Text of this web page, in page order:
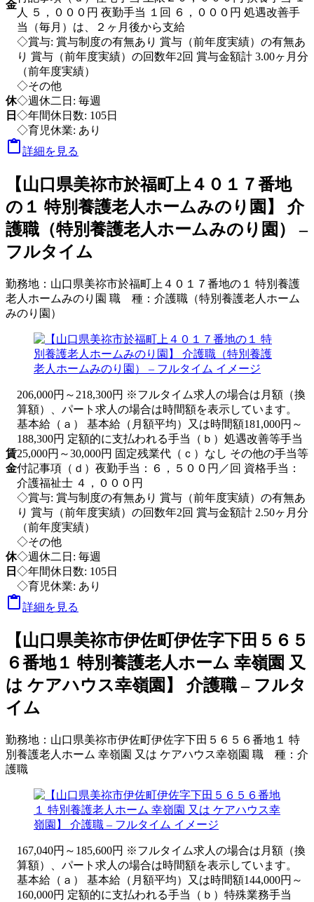
金
人 ５，０００円 夜勤手当 １回 ６，０００円 処遇改善手
当（毎月）は、２ヶ月後から支給
◇賞与: 賞与制度の有無あり 賞与（前年度実績）の有無あ
り 賞与（前年度実績）の回数年2回 賞与金額計 3.00ヶ月分
（前年度実績）
休
日
◇その他
◇週休二日: 毎週
◇年間休日数: 105日
◇育児休業: あり
詳細を見る
【山口県美祢市於福町上４０１７番地
の１ 特別養護老人ホームみのり園】 介
護職（特別養護老人ホームみのり園） –
フルタイム
勤務地： 山口県美祢市於福町上４０１７番地の１ 特別養護
老人ホームみのり園 職 種： 介護職（特別養護老人ホーム
みのり園）
賃
金
206,000円～218,300円 ※フルタイム求人の場合は月額（換
算額）、パート求人の場合は時間額を表示しています。
基本給（ａ） 基本給（月額平均）又は時間額181,000円～
188,300円 定額的に支払われる手当（ｂ）処遇改善等手当
25,000円～30,000円 固定残業代（ｃ）なし その他の手当等
付記事項（ｄ）夜勤手当：６，５００円／回 資格手当：
介護福祉士 ４，０００円
◇賞与: 賞与制度の有無あり 賞与（前年度実績）の有無あ
り 賞与（前年度実績）の回数年2回 賞与金額計 2.50ヶ月分
（前年度実績）
休
日
◇その他
◇週休二日: 毎週
◇年間休日数: 105日
◇育児休業: あり
詳細を見る
【山口県美祢市伊佐町伊佐字下田５６５
６番地１ 特別養護老人ホーム 幸嶺園 又
は ケアハウス幸嶺園】 介護職 – フルタ
イム
勤務地： 山口県美祢市伊佐町伊佐字下田５６５６番地１ 特
別養護老人ホーム 幸嶺園 又は ケアハウス幸嶺園 職 種： 介
護職
167,040円～185,600円 ※フルタイム求人の場合は月額（換
算額）、パート求人の場合は時間額を表示しています。
基本給（ａ） 基本給（月額平均）又は時間額144,000円～
160,000円 定額的に支払われる手当（ｂ）特殊業務手当